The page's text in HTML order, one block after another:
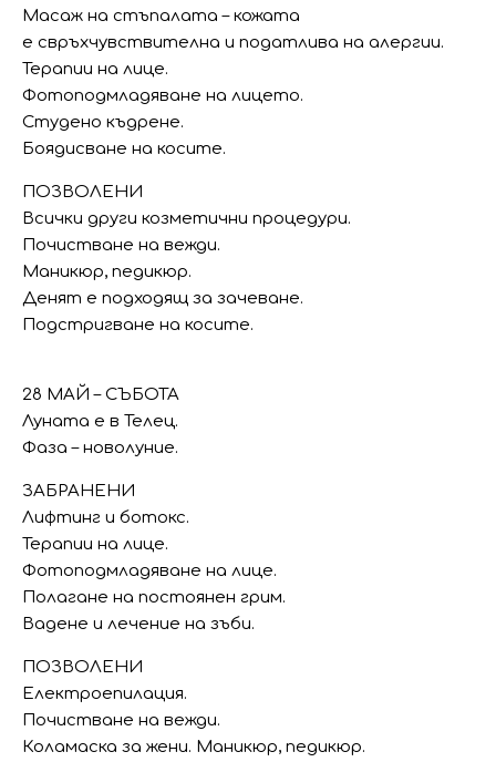
Масаж на стъпалата – кожата
е свръхчувствителна и податлива на алергии.
Терапии на лице.
Фотоподмладяване на лицето.
Студено къдрене.
Боядисване на косите.
ПОЗВОЛЕНИ
Всички други козметични процедури.
Почистване на вежди.
Маникюр, педикюр.
Денят е подходящ за зачеване.
Подстригване на косите.
28 МАЙ – СЪБОТА
Луната е в Телец.
Фаза – новолуние.
ЗАБРАНЕНИ
Лифтинг и ботокс.
Терапии на лице.
Фотоподмладяване на лице.
Полагане на постоянен грим.
Вадене и лечение на зъби.
ПОЗВОЛЕНИ
Електроепилация.
Почистване на вежди.
Коламаска за жени. Маникюр, педикюр.